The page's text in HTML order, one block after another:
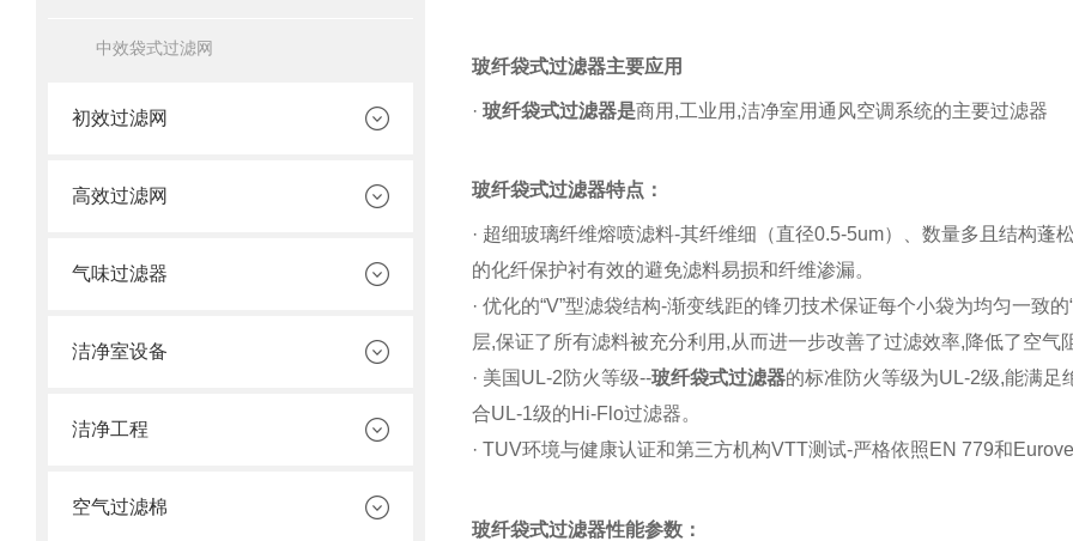
中效袋式过滤网
初效过滤网
高效过滤网
气味过滤器
洁净室设备
洁净工程
空气过滤棉
玻纤袋式过滤器主要应用
· 玻纤袋式过滤器是商用 ,工业用 ,洁净室用通风空调系统的主要过滤器
玻纤袋式过滤器特点：
· 超细玻璃纤维熔喷滤料-其纤维细（直径0.5-5um）、数量多且结构蓬
的化纤保护衬有效的避免滤料易损和纤维渗漏。
· 优化的“V”型滤袋结构-渐变线距的锋刃技术保证每个小袋为均匀一致的
层,保证了所有滤料被充分利用 ,从而进一步改善了过滤效率,降低了空气
· 美国 UL-2防火等级--玻纤袋式过滤器的标准防火等级为UL-2级,能满足
合UL-1级的Hi-Flo过滤器。
· TUV环境与健康认证和第三方机构VTT测试-严格依照 EN 779和
玻纤袋式过滤器性能参数：